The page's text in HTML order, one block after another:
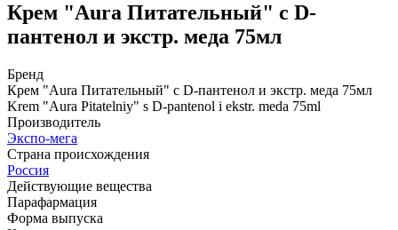
Крем "Aura Питательный" с D-
пантенол и экстр. меда 75мл
Бренд
Крем "Aura Питательный" с D-пантенол и экстр. меда 75мл
Krem "Aura Pitatelniy" s D-pantenol i ekstr. meda 75ml
Производитель
Экспо-мега
Страна происхождения
Россия
Действующие вещества
Парафармация
Форма выпуска